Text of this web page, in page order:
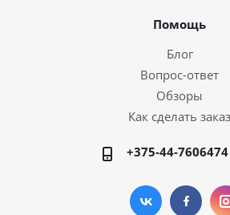
Помощь
Блог
Вопрос-ответ
Обзоры
Как сделать заказ
+375-44-7606474